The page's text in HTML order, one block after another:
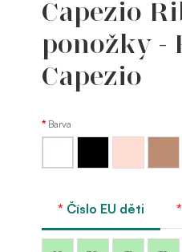
Capezio
ponožky -
Capezio
Barva
Capezio Capezio
Číslo EU děti